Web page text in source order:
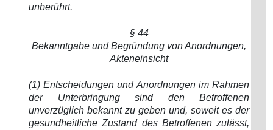
unberührt.
§ 44
Bekanntgabe und Begründung von Anordnungen,
Akteneinsicht
(1) Entscheidungen und Anordnungen im Rahmen
der Unterbringung sind den Betroffenen
unverzüglich bekannt zu geben und, soweit es der
gesundheitliche Zustand des Betroffenen zulässt,